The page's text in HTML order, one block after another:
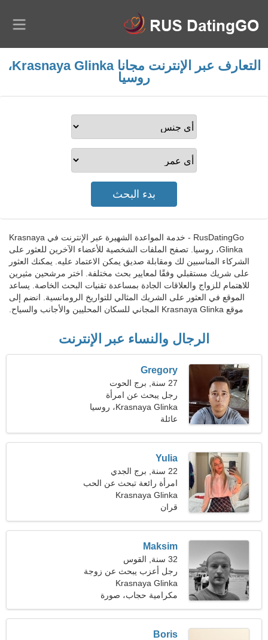
التعارف عبر الإنترنت مجانا Krasnaya Glinka،
روسيا
RusDatingGo - خدمة المواعدة الشهيرة عبر الإنترنت في Krasnaya
Glinka، روسيا. تصفح الملفات الشخصية للأعضاء الآخرين للعثور على
الشركاء المناسبين لك ومقابلة صديق يمكن الاعتماد عليه. يمكنك العثور
على شريك مستقبلي وفقًا لمعايير بحث مختلفة. اختر مرشحين مثيرين
للاهتمام للزواج والعلاقات الجادة بمساعدة تقنيات البحث الخاصة. يساعد
الموقع في العثور على الشريك المثالي للتواريخ الرومانسية. انضم إلى
موقع Krasnaya Glinka المجاني للسكان المحليين والأجانب والسياح.
الرجال والنساء عبر الإنترنت
Gregory
27 سنة, برج الحوت
رجل يبحث عن امرأة
Krasnaya Glinka، روسيا
عائلة
Yulia
22 سنة, برج الجدي
امرأة رائعة تبحث عن الحب
الحقيقي
Krasnaya Glinka
قران
Maksim
32 سنة, القوس
رجل أعزب يبحث عن زوجة
Krasnaya Glinka
مكرامية حجاب، صورة
فوتوغرافية
Boris